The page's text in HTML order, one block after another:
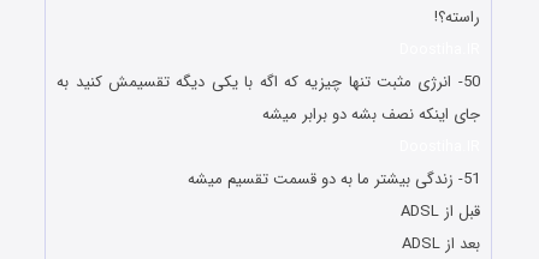
راسته؟!
50- انرژی مثبت تنها چیزیه که اگه با یکی دیگه تقسیمش کنید به
جای اینکه نصف بشه دو برابر میشه
51- زندگی بیشتر ما به دو قسمت تقسیم میشه
قبل از ADSL
بعد از ADSL